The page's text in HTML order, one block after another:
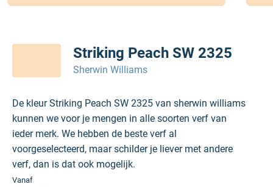
Striking Peach SW 2325
Sherwin Williams
De kleur Striking Peach SW 2325 van sherwin williams
kunnen we voor je mengen in alle soorten verf van
ieder merk. We hebben de beste verf al
voorgeselecteerd, maar schilder je liever met andere
verf, dan is dat ook mogelijk.
Vanaf